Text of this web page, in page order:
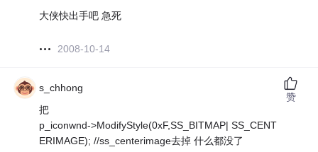
大侠快出手吧 急死
2008-10-14
s_chhong
把
p_iconwnd->ModifyStyle(0xF,SS_BITMAP| SS_CENT
ERIMAGE); //ss_centerimage去掉 什么都没了
赞